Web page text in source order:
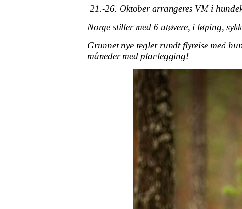
21.-26. Oktober arrangeres VM i
Norge stiller med 6 utøvere, i løping,
Grunnet nye regler rundt flyreise med
måneder med planlegging!